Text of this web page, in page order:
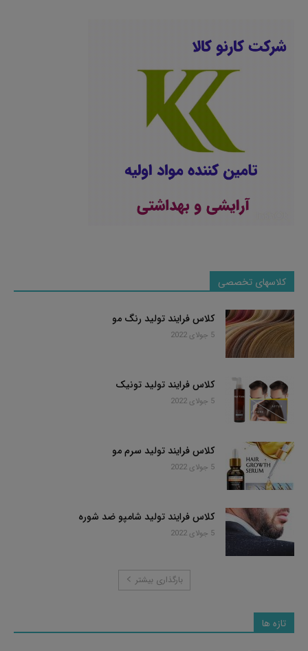
کلاسهای تخصصی
کلاس فرایند تولید رنگ مو
5 جولای 2022
کلاس فرایند تولید تونیک
5 جولای 2022
کلاس فرایند تولید سرم مو
5 جولای 2022
کلاس فرایند تولید شامپو ضد شوره
5 جولای 2022
بارگذاری بیشتر
تازه ها